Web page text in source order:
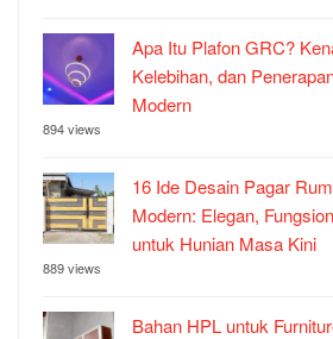
Apa Itu Plafon GRC?
Kelebihan, dan
Modern
894 views
16 Ide Desain Pagar
Modern: Elegan,
untuk Hunian Masa Kini
889 views
Bahan HPL untuk